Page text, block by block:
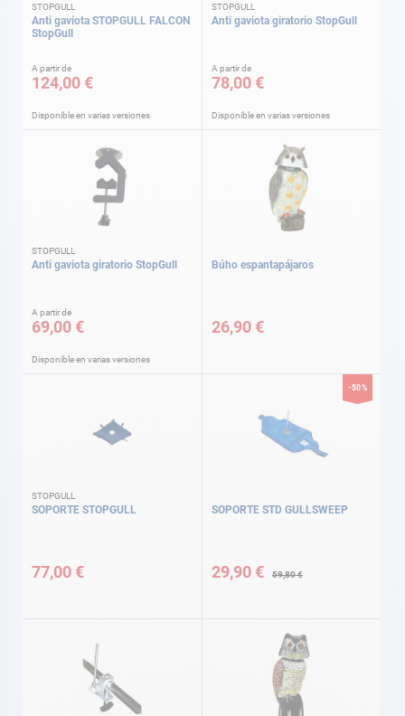
STOPGULL
Anti gaviota STOPGULL FALCON
StopGull
A partir de
124,00 €
Disponible en varias versiones
STOPGULL
Anti gaviota giratorio StopGull
A partir de
78,00 €
Disponible en varias versiones
STOPGULL
Anti gaviota giratorio StopGull
A partir de
69,00 €
Disponible en varias versiones
Búho espantapájaros
26,90 €
STOPGULL
SOPORTE STOPGULL
77,00 €
-50%
SOPORTE STD GULLSWEEP
especial
29,90 € 59,80 €